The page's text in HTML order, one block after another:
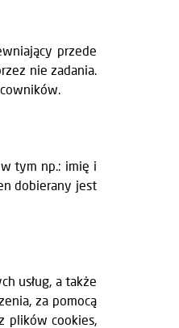
przede
nie zadania.
tym np.: imię i
dobierany jest
usług, a także
za pomocą
plików cookies,